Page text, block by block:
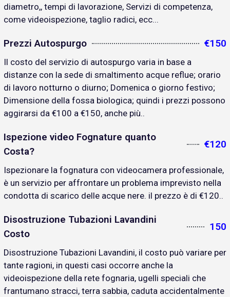
diametro,, tempi di lavorazione, Servizi di competenza,
come videoispezione, taglio radici, ecc...
Prezzi Autospurgo €150
Il costo del servizio di autospurgo varia in base a
distanze con la sede di smaltimento acque reflue; orario
di lavoro notturno o diurno; Domenica o giorno festivo;
Dimensione della fossa biologica; quindi i prezzi possono
aggirarsi da €100 a €150, anche più..
Ispezione video Fognature quanto
Costa?
€120
Ispezionare la fognatura con videocamera professionale,
è un servizio per affrontare un problema imprevisto nella
condotta di scarico delle acque nere. il prezzo è di €120..
Disostruzione Tubazioni Lavandini
Costo
150
Disostruzione Tubazioni Lavandini, il costo può variare per
tante ragioni, in questi casi occorre anche la
videoispezione della rete fognaria, ugelli speciali che
frantumano stracci, terra sabbia, caduta accidentalmente